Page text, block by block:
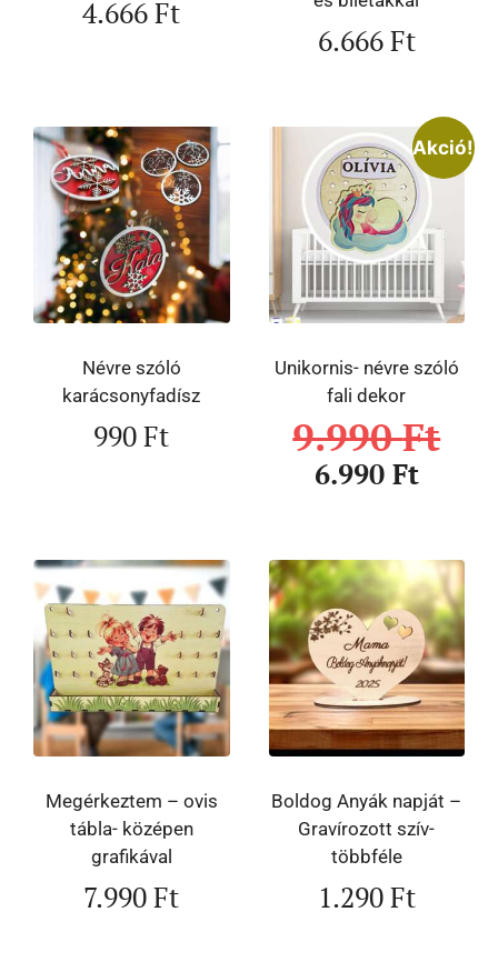
4.666Ft
6.666Ft
Névre szóló
karácsonyfadísz
990Ft
Akció!
Unikornis- névre szóló
fali dekor
9.990Ft
6.990 Ft
Megérkeztem – ovis
tábla- középen
grafikával
7.990Ft
Boldog Anyák napját –
Gravírozott szív-
többféle
1.290Ft